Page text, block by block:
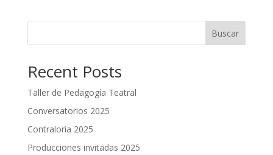
Buscar
Recent Posts
Taller de Pedagogía Teatral
Conversatorios 2025
Contraloria 2025
Producciones invitadas 2025